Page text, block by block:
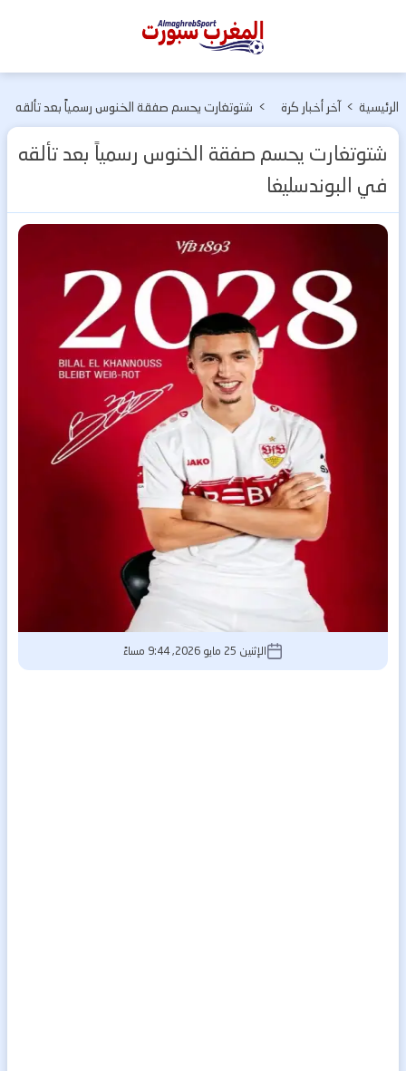
المغرب
الرئيسية > آخر أخبار كرة
> شتوتغارت يحسم صفقة الخنوس رسمياً بعد تألقه
شتوتغارت يحسم صفقة الخنوس رسمياً بعد تألقه
في البوندسليغا
الإثنين 25 مايو 2026, 9:44 مساءً